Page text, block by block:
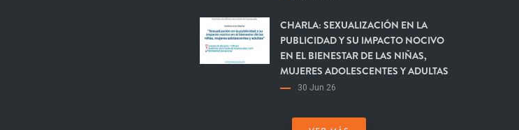
CHARLA: SEXUALIZACIÓN EN LA
PUBLICIDAD Y SU IMPACTO NOCIVO
EN EL BIENESTAR DE LAS NIÑAS,
MUJERES ADOLESCENTES Y ADULTAS
30 Jun 26